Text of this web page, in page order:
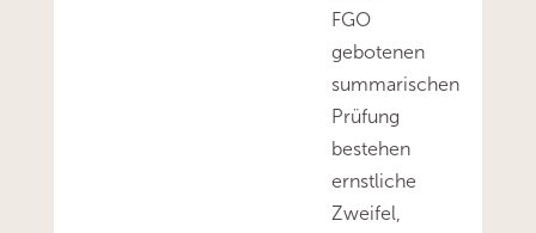
FGO
gebotenen
summarischen
Prüfung
bestehen
ernstliche
Zweifel,